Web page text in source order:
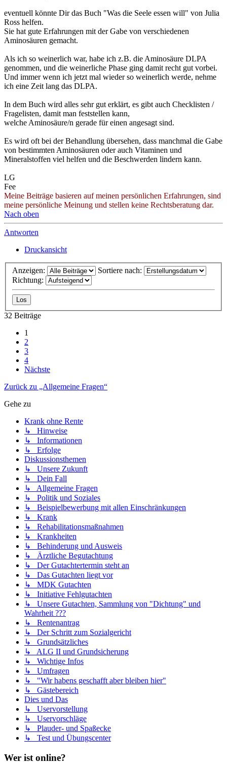
eventuell könnte Dir das Buch "Was die Seele essen will" von Julia
Ross helfen.
Sie hat gute Erfahrungen mit der Gabe von verschiedenen
Aminosäuren gemacht.
Als ich so weinerlich war, habe ich z.B. die Aminosäure DLPA
genommen, und die weinerliche Phase ging damit recht gut vorbei.
Und immer wenn ich jetzt mal wieder so weinerlich werde, nehme
ich eine Zeit lang das DLPA.
In dem Buch wird alles sehr gut erklärt, es gibt auch Checklisten /
Fragelisten, damit man feststellen kann,
welche Aminosäure/n gerade für einen angesagt sind.
Es wird oft bei der Behandlung übersehen, dass manchmal die Gabe
von bestimmten Aminosäuren oder auch Vitaminen und
Mineralstoffen viel helfen und die Beschwerden lindern kann.
LG
Fee
Meine Beiträge basieren auf meinen persönlichen Erfahrungen, sind
meine persönliche Meinung und stellen keine Rechtsberatung dar.
Nach oben
Antworten
Druckansicht
Anzeigen:
Sortiere nach:
Richtung:
32 Beiträge
1
2
3
4
Nächste
Zurück zu „Allgemeine Fragen“
Gehe zu
Krank ohne Rente
↳ Hinweise
↳ Informationen
↳ Erfolge
Diskussionsthemen
↳ Unsere Zukunft
↳ Dein Fall
↳ Allgemeine Fragen
↳ Politik und Soziales
↳ Beispielbewerbung mit allen Einschränkungen
↳ Krank
↳ Rehabilitationsmaßnahmen
↳ Krankheiten
↳ Behinderung und Ausweis
↳ Ärztliche Begutachtung
↳ Der Gutachtertermin steht an
↳ Das Gutachten liegt vor
↳ MDK Gutachten
↳ Initiative Fehlgutachten
↳ Unsere Gutachten, Sammlung von "Dichtung" und
Wahrheit ???
↳ Rentenantrag
↳ Der Schritt zum Sozialgericht
↳ Grundsätzliches
↳ ALG II und Grundsicherung
↳ Wichtige Infos
↳ Umfragen
↳ "Wir habens geschafft aber bleiben hier"
↳ Gästebereich
Dies und Das
↳ Uservorstellung
↳ Uservorschläge
↳ Plauder- und Spaßecke
↳ Test und Übungscenter
Wer ist online?